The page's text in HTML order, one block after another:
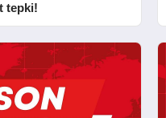
tepki!